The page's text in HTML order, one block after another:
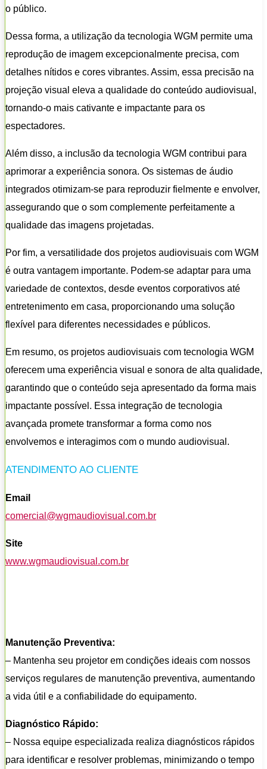
o público.
Dessa forma, a utilização da tecnologia WGM permite uma
reprodução de imagem excepcionalmente precisa, com
detalhes nítidos e cores vibrantes. Assim, essa precisão na
projeção visual eleva a qualidade do conteúdo audiovisual,
tornando-o mais cativante e impactante para os
espectadores.
Além disso, a inclusão da tecnologia WGM contribui para
aprimorar a experiência sonora. Os sistemas de áudio
integrados otimizam-se para reproduzir fielmente e envolver,
assegurando que o som complemente perfeitamente a
qualidade das imagens projetadas.
Por fim, a versatilidade dos projetos audiovisuais com WGM
é outra vantagem importante. Podem-se adaptar para uma
variedade de contextos, desde eventos corporativos até
entretenimento em casa, proporcionando uma solução
flexível para diferentes necessidades e públicos.
Em resumo, os projetos audiovisuais com tecnologia WGM
oferecem uma experiência visual e sonora de alta qualidade,
garantindo que o conteúdo seja apresentado da forma mais
impactante possível. Essa integração de tecnologia
avançada promete transformar a forma como nos
envolvemos e interagimos com o mundo audiovisual.
ATENDIMENTO AO CLIENTE
Email
comercial@wgmaudiovisual.com.br
Site
www.wgmaudiovisual.com.br
Manutenção Preventiva:
– Mantenha seu projetor em condições ideais com nossos
serviços regulares de manutenção preventiva, aumentando
a vida útil e a confiabilidade do equipamento.
Diagnóstico Rápido:
– Nossa equipe especializada realiza diagnósticos rápidos
para identificar e resolver problemas, minimizando o tempo